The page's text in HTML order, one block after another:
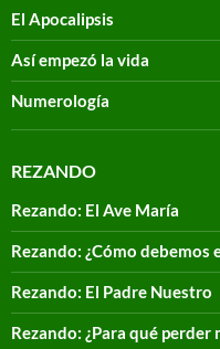
El Apocalipsis
Así empezó la vida
Numerología
REZANDO
Rezando: El Ave María
Rezando: ¿Cómo debemos
Rezando: El Padre Nuestro
Rezando: ¿Para qué perder